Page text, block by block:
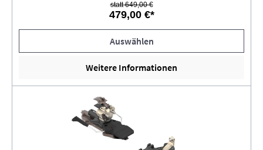
statt 649,00 €
479,00 €*
Auswählen
Weitere Informationen